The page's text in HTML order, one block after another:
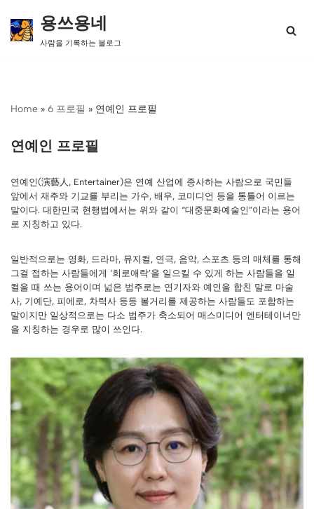
콘
너
용쓰용네
사람을 기록하는 블로그
Home » 6 프로필 » 연예인 프로필
연예인 프로필
연예인(演藝人, Entertainer)은 연예 산업에 종사하는 사람으로 국민들
앞에서 재주와 기교를 부리는 가수, 배우, 코미디언 등을 통틀어 이르는
말이다. 대한민국 현행법에서는 위와 같이 “대중문화예술인”이라는 용어
로 지칭하고 있다.
일반적으로는 영화, 드라마, 뮤지컬, 연극, 음악, 스포츠 등의 매체를 통해
그걸 접하는 사람들에게 ‘희로애락’을 일으킬 수 있게 하는 사람들을 일
컬을 때 쓰는 용어이며 넓은 범주로는 연기자와 예인을 합친 말로 마술
사, 기예단, 피에로, 차력사 등등 볼거리를 제공하는 사람들도 포함하는
말이지만 일상적으로는 다소 범주가 축소되어 매스미디어 엔터테이너만
을 지칭하는 경우로 많이 쓰인다.